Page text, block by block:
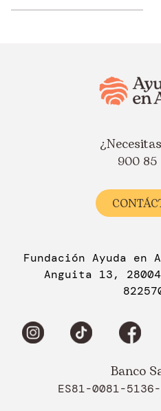
900 85
Fundación Ayuda
Anguita 13,
Banco
ES81-0081-